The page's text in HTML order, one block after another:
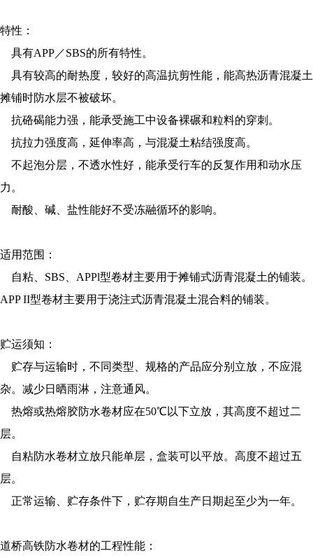
特性：
具有APP／SBS的所有特性。
具有较高的耐热度，较好的高温抗剪性能，能高热沥青混凝土
摊铺时防水层不被破坏。
抗硌碣能力强，能承受施工中设备裸碾和粒料的穿刺。
抗拉力强度高，延伸率高，与混凝土粘结强度高。
不起泡分层，不透水性好，能承受行车的反复作用和动水压
力。
耐酸、碱、盐性能好不受冻融循环的影响。
适用范围：
自粘、SBS、APPl型卷材主要用于摊铺式沥青混凝土的铺装。
APP II型卷材主要用于浇注式沥青混凝土混合料的铺装。
贮运须知：
贮存与运输时，不同类型、规格的产品应分别立放，不应混
杂。减少日晒雨淋，注意通风。
热熔或热熔胶防水卷材应在50℃以下立放，其高度不超过二
层。
自粘防水卷材立放只能单层，盒装可以平放。高度不超过五
层。
正常运输、贮存条件下，贮存期自生产日期起至少为一年。
道桥高铁防水卷材的工程性能：